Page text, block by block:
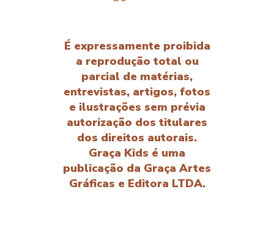
É expressamente proibida
a reprodução total ou
parcial de matérias,
entrevistas, artigos, fotos
e ilustrações sem prévia
autorização dos titulares
dos direitos autorais.
Graça Kids é uma
publicação da Graça Artes
Gráficas e Editora LTDA.